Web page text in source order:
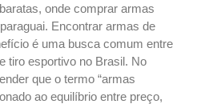
onde comprar armas
Encontrar armas de
é uma busca comum entre
tiro esportivo no Brasil. No
que o termo “armas
ao equilíbrio entre preço,